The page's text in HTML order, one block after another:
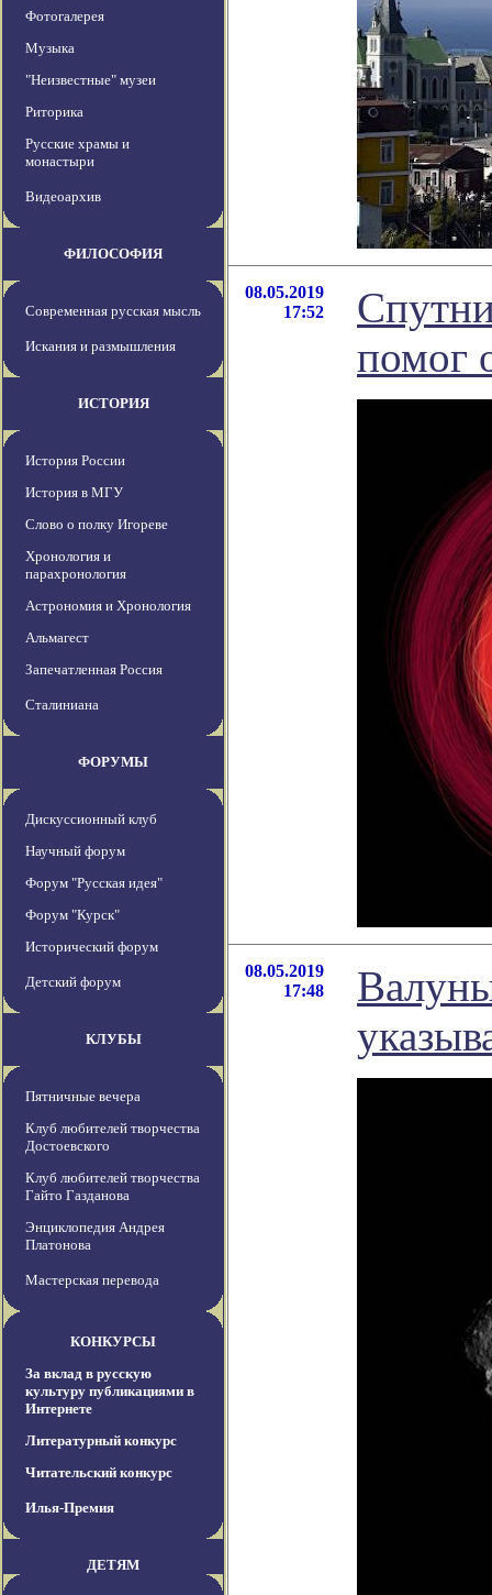
Фотогалерея
Музыка
"Неизвестные" музеи
Риторика
Русские храмы и
монастыри
Видеоархив
ФИЛОСОФИЯ
Современная русская мысль
Искания и размышления
ИСТОРИЯ
История России
История в МГУ
Слово о полку Игореве
Хронология и
парахронология
Астрономия и Хронология
Альмагест
Запечатленная Россия
Сталиниана
ФОРУМЫ
Дискуссионный клуб
Научный форум
Форум "Русская идея"
Форум "Курск"
Исторический форум
Детский форум
КЛУБЫ
Пятничные вечера
Клуб любителей творчества
Достоевского
Клуб любителей творчества
Гайто Газданова
Энциклопедия Андрея
Платонова
Мастерская перевода
КОНКУРСЫ
За вклад в русскую
культуру публикациями в
Интернете
Литературный конкурс
Читательский конкурс
Илья-Премия
ДЕТЯМ
08.05.2019
17:52
помог
08.05.2019
17:48